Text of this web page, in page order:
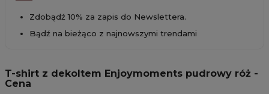
Zdobądź 10% za zapis do Newslettera.
Bądź na bieżąco z najnowszymi trendami
T-shirt z dekoltem Enjoymoments pudrowy róż -
Cena